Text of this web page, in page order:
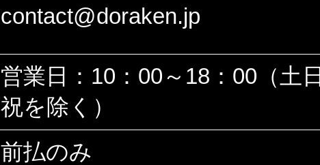
contact@doraken.jp
営業日：10：00～18：00（土日
祝を除く）
前払のみ